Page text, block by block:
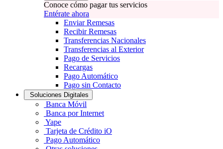
Conoce cómo pagar tus servicios
Entérate ahora
Enviar Remesas
Recibir Remesas
Transferencias Nacionales
Transferencias al Exterior
Pago de Servicios
Recargas
Pago Automático
Pago sin Contacto
Soluciones Digitales
Banca Móvil
Banca por Internet
Yape
Tarjeta de Crédito iO
Pago Automático